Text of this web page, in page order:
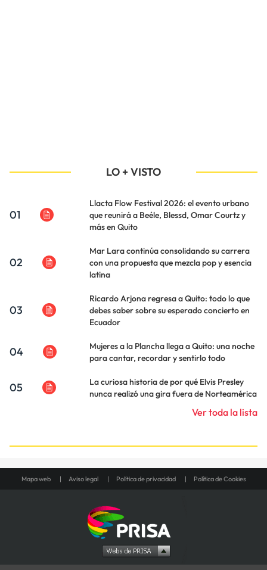
LO + VISTO
01
Llacta Flow Festival 2026: el evento urbano
que reunirá a Beéle, Blessd, Omar Courtz y
más en Quito
02
Mar Lara continúa consolidando su carrera
con una propuesta que mezcla pop y esencia
latina
03
Ricardo Arjona regresa a Quito: todo lo que
debes saber sobre su esperado concierto en
Ecuador
04
Mujeres a la Plancha llega a Quito: una noche
para cantar, recordar y sentirlo todo
05
La curiosa historia de por qué Elvis Presley
nunca realizó una gira fuera de Norteamérica
Ver toda la lista
Mapa web Aviso legal Política de privacidad Política de Cookies